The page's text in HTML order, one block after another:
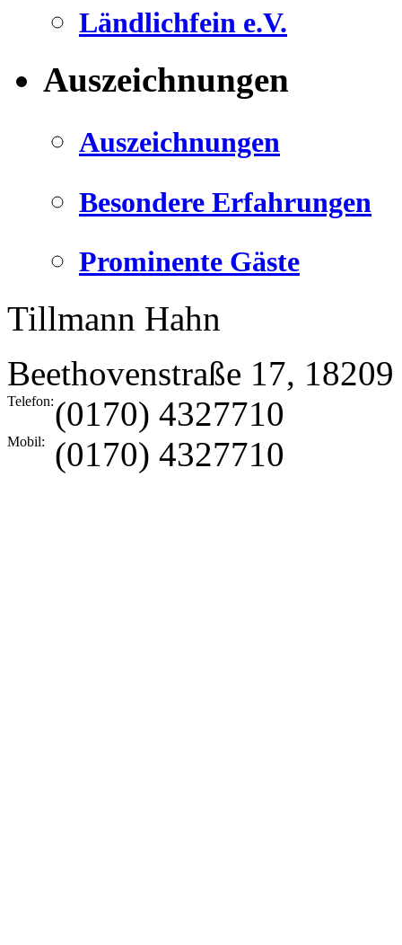
Ländlichfein e.V.
Auszeichnungen
Auszeichnungen
Besondere Erfahrungen
Prominente Gäste
Tillmann Hahn
Beethovenstraße 17, 18209
Telefon:(0170) 4327710
Mobil: (0170) 4327710